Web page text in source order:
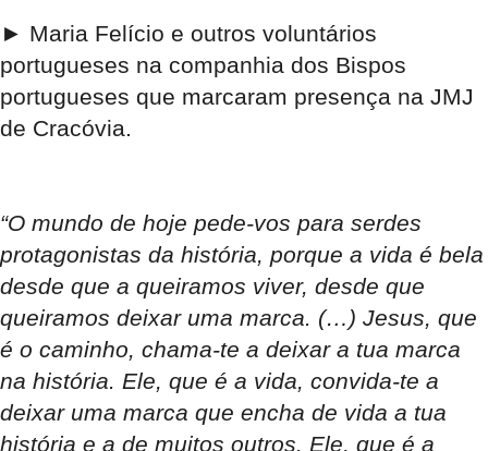
► Maria Felício e outros voluntários
portugueses na companhia dos Bispos
portugueses que marcaram presença na JMJ
de Cracóvia.
“O mundo de hoje pede-vos para serdes
protagonistas da história, porque a vida é bela
desde que a queiramos viver, desde que
queiramos deixar uma marca. (…) Jesus, que
é o caminho, chama-te a deixar a tua marca
na história. Ele, que é a vida, convida-te a
deixar uma marca que encha de vida a tua
história e a de muitos outros. Ele, que é a